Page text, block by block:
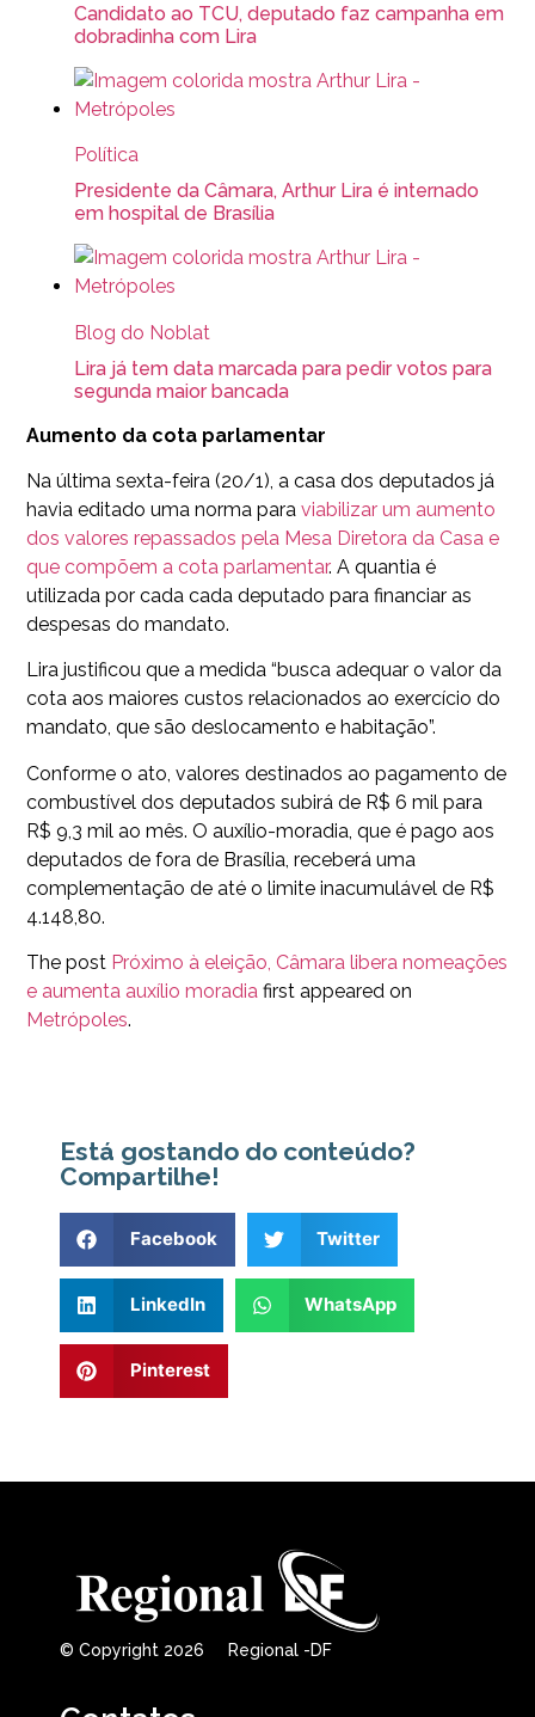
Candidato ao TCU, deputado faz campanha em
dobradinha com Lira
Política
Presidente da Câmara, Arthur Lira é internado
em hospital de Brasília
Blog do Noblat
Lira já tem data marcada para pedir votos para
segunda maior bancada
Aumento da cota parlamentar
Na última sexta-feira (20/1), a casa dos deputados já
havia editado uma norma para viabilizar um aumento
dos valores repassados pela Mesa Diretora da Casa e
que compõem a cota parlamentar. A quantia é
utilizada por cada cada deputado para financiar as
despesas do mandato.
Lira justificou que a medida “busca adequar o valor da
cota aos maiores custos relacionados ao exercício do
mandato, que são deslocamento e habitação”.
Conforme o ato, valores destinados ao pagamento de
combustível dos deputados subirá de R$ 6 mil para
R$ 9,3 mil ao mês. O auxílio-moradia, que é pago aos
deputados de fora de Brasília, receberá uma
complementação de até o limite inacumulável de R$
4.148,80.
The post Próximo à eleição, Câmara libera nomeações
e aumenta auxílio moradia first appeared on
Metrópoles.
Está gostando do conteúdo?
Compartilhe!
Facebook Twitter
LinkedIn WhatsApp
Pinterest
© Copyright 2026 Regional -DF